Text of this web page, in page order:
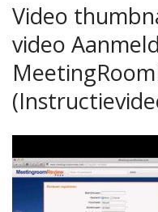
Video
video